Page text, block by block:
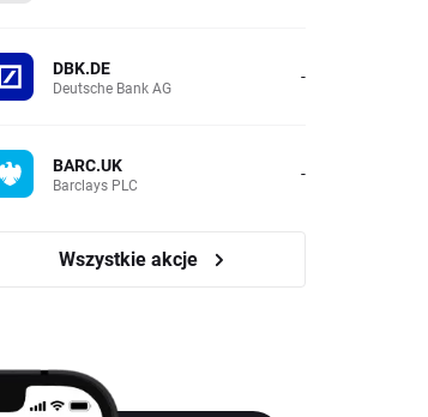
DBK.DE
Deutsche Bank AG -
BARC.UK
Barclays PLC -
Wszystkie akcje